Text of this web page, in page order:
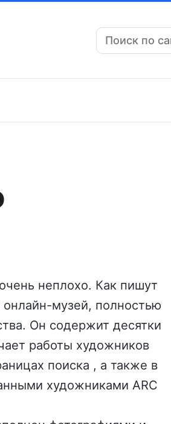
Поиск:
неплохо. Как пишут
музей, полностью
Он содержит десятки
работы художников
поиска , а также в
художниками ARC